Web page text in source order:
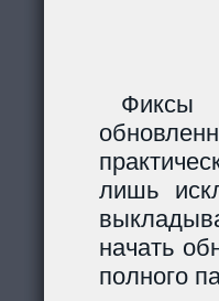
Фиксы
лишь
начать
полного